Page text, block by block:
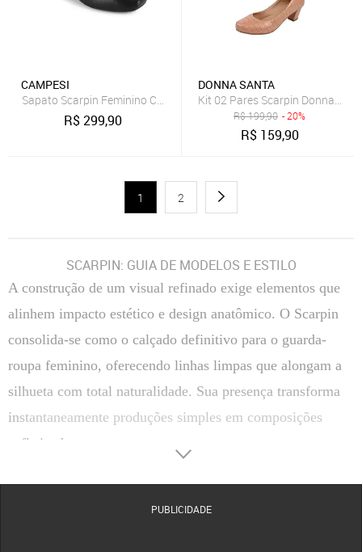
CAMPESI
Sapato Scarpin Feminino Campesi CE351 - Preto
R$299,90
DONNA SANTA
Kit 02 Pares Scarpin Donna
R$199,90 - 20%
R$ 159,90
1 2
SCARPIN: GUIA DE MODELOS E ESTILO
A construção de um visual refinado exige elementos que
alinhem impacto estético e design anatômico. O Scarpin
consolida-se como o calçado definitivo para o guarda-
roupa feminino, oferecendo linhas limpas que alongam a
silhueta com total naturalidade. Sua presença transforma
instantaneamente produções simples em composições
sofisticadas.
PUBLICIDADE